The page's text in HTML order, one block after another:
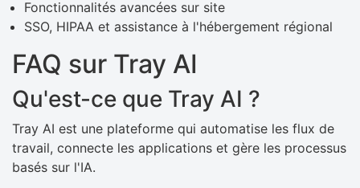
Fonctionnalités avancées sur site
SSO, HIPAA et assistance à l'hébergement régional
FAQ sur Tray AI
Qu'est-ce que Tray AI ?
Tray AI est une plateforme qui automatise les flux de
travail, connecte les applications et gère les processus
basés sur l'IA.